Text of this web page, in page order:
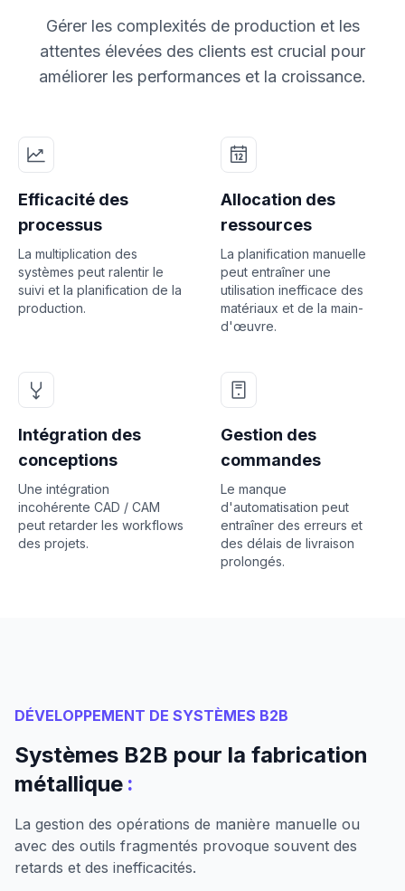
Gérer les complexités de production et les
attentes élevées des clients est crucial pour
améliorer les performances et la croissance.
Efficacité des
processus
La multiplication des
systèmes peut ralentir le
suivi et la planification de la
production.
Allocation des
ressources
La planification manuelle
peut entraîner une
utilisation inefficace des
matériaux et de la main-
d'œuvre.
Intégration des
conceptions
Une intégration
incohérente CAD / CAM
peut retarder les workflows
des projets.
Gestion des
commandes
Le manque
d'automatisation peut
entraîner des erreurs et
des délais de livraison
prolongés.
DÉVELOPPEMENT DE SYSTÈMES B2B
Systèmes B2B pour la fabrication
métallique :
La gestion des opérations de manière manuelle ou
avec des outils fragmentés provoque souvent des
retards et des inefficacités.